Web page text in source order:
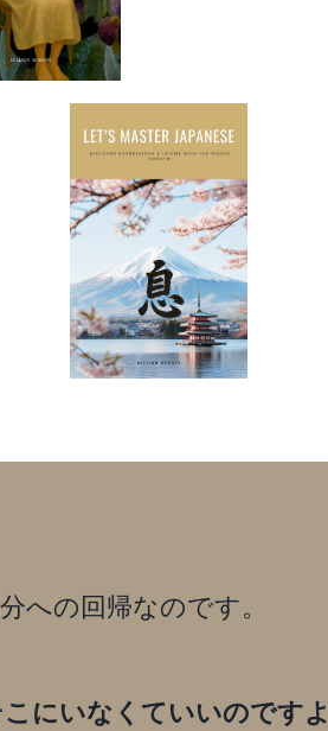
への回帰なのです。
にいなくていいのですよ